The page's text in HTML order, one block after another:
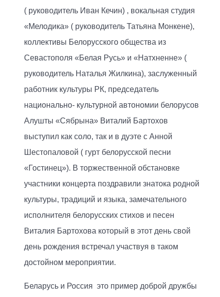
( руководитель Иван Кечин) , вокальная студия
«Мелодика» ( руководитель Татьяна Монкене),
коллективы Белорусского общества из
Севастополя «Белая Русь» и «Натхненне» (
руководитель Наталья Жилкина), заслуженный
работник культуры РК, председатель
национально- культурной автономии белорусов
Алушты «Сябрына» Виталий Бартохов
выступил как соло, так и в дуэте с Анной
Шестопаловой ( гурт белорусской песни
«Гостинец»). В торжественной обстановке
участники концерта поздравили знатока родной
культуры, традиций и языка, замечательного
исполнителя белорусских стихов и песен
Виталия Бартохова который в этот день свой
день рождения встречал участвуя в таком
достойном мероприятии.
Беларусь и Россия это пример доброй дружбы